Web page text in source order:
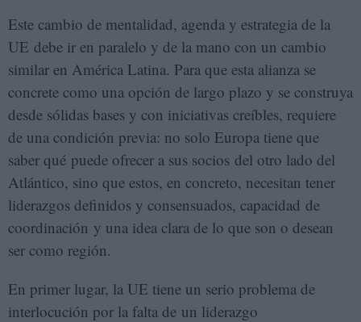
Este cambio de mentalidad, agenda y estrategia de la
UE debe ir en paralelo y de la mano con un cambio
similar en América Latina. Para que esta alianza se
concrete como una opción de largo plazo y se construya
desde sólidas bases y con iniciativas creíbles, requiere
de una condición previa: no solo Europa tiene que
saber qué puede ofrecer a sus socios del otro lado del
Atlántico, sino que estos, en concreto, necesitan tener
liderazgos definidos y consensuados, capacidad de
coordinación y una idea clara de lo que son o desean
ser como región.
En primer lugar, la UE tiene un serio problema de
interlocución por la falta de un liderazgo